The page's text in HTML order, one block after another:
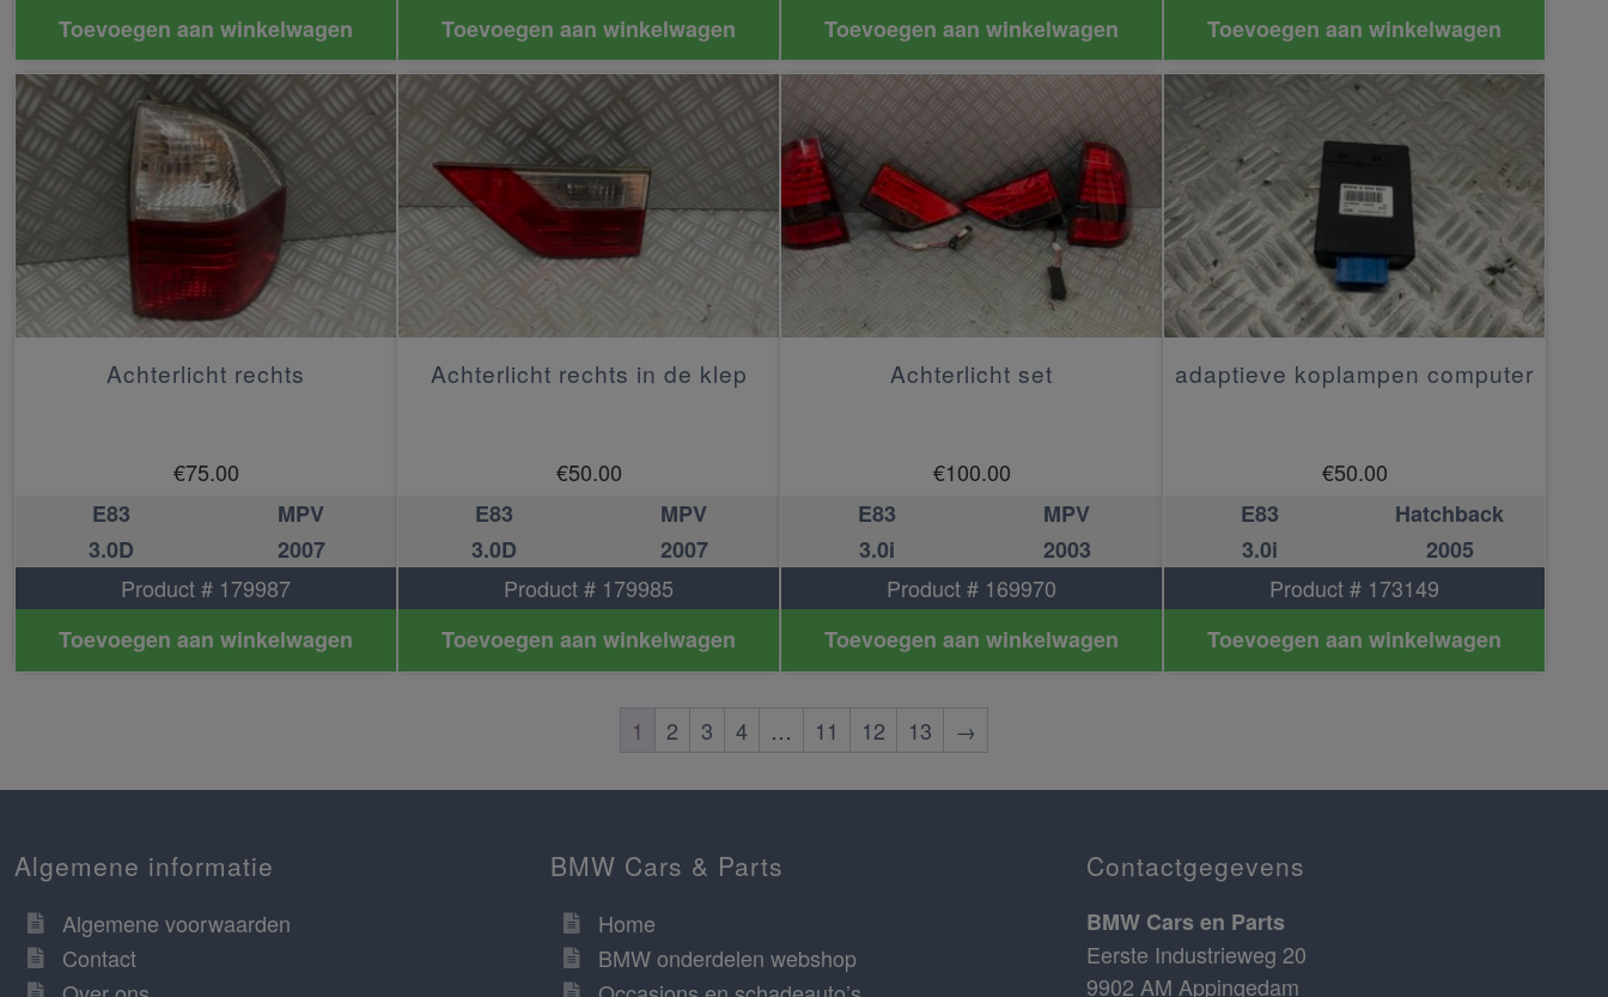
Toevoegen aan winkelwagen
Toevoegen aan winkelwagen
Toevoegen aan winkelwagen
Toevoegen aan winkelwagen
Achterlicht rechts
€75.00
E83
MPV
3.0D
2007
Product # 179987
Toevoegen aan winkelwagen
Achterlicht rechts in de klep
€50.00
E83
MPV
3.0D
2007
Product # 179985
Toevoegen aan winkelwagen
Achterlicht set
€100.00
E83
MPV
3.0i
2003
Product # 169970
Toevoegen aan winkelwagen
adaptieve koplampen computer
€50.00
E83
Hatchback
3.0i
2005
Product # 173149
Toevoegen aan winkelwagen
1 2 3 4 … 11 12 13 →
Algemene informatie
Algemene voorwaarden
Contact
BMW Cars & Parts
Home
BMW onderdelen webshop
Contactgegevens
BMW Cars en Parts
Eerste Industrieweg 20
9902 AM Appingedam